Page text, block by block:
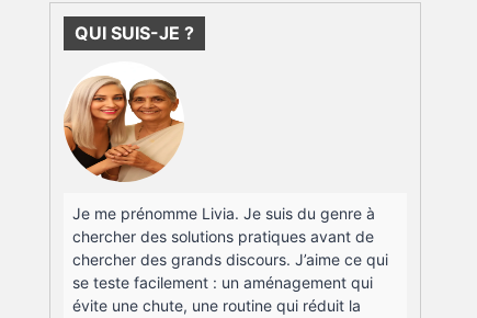
QUI SUIS-JE ?
Je me prénomme Livia. Je suis du genre à
chercher des solutions pratiques avant de
chercher des grands discours. J’aime ce qui
se teste facilement : un aménagement qui
évite une chute, une routine qui réduit la